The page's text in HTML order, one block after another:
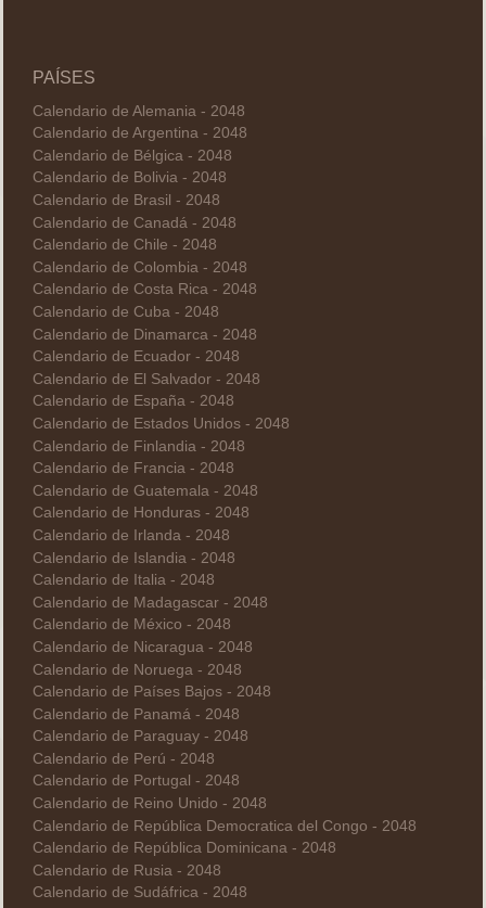
PAÍSES
Calendario de Alemania - 2048
Calendario de Argentina - 2048
Calendario de Bélgica - 2048
Calendario de Bolivia - 2048
Calendario de Brasil - 2048
Calendario de Canadá - 2048
Calendario de Chile - 2048
Calendario de Colombia - 2048
Calendario de Costa Rica - 2048
Calendario de Cuba - 2048
Calendario de Dinamarca - 2048
Calendario de Ecuador - 2048
Calendario de El Salvador - 2048
Calendario de España - 2048
Calendario de Estados Unidos - 2048
Calendario de Finlandia - 2048
Calendario de Francia - 2048
Calendario de Guatemala - 2048
Calendario de Honduras - 2048
Calendario de Irlanda - 2048
Calendario de Islandia - 2048
Calendario de Italia - 2048
Calendario de Madagascar - 2048
Calendario de México - 2048
Calendario de Nicaragua - 2048
Calendario de Noruega - 2048
Calendario de Países Bajos - 2048
Calendario de Panamá - 2048
Calendario de Paraguay - 2048
Calendario de Perú - 2048
Calendario de Portugal - 2048
Calendario de Reino Unido - 2048
Calendario de República Democratica del Congo - 2048
Calendario de República Dominicana - 2048
Calendario de Rusia - 2048
Calendario de Sudáfrica - 2048